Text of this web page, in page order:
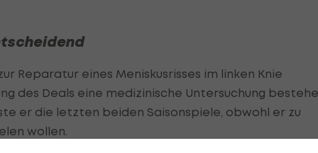
Reparatur eines Meniskusrisses im linken Knie
des Deals eine medizinische Untersuchung
er die letzten beiden Saisonspiele, obwohl er zu
wollen.